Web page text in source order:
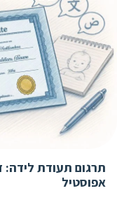
תרגום תעודת לידה:
אפוסטיל